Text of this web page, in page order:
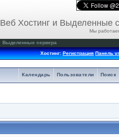
Веб Хостинг и Выделенные
Мы
Выделенные сервера
Хостинг:Регистрация Панель
Поиск
Пользователи
Календарь